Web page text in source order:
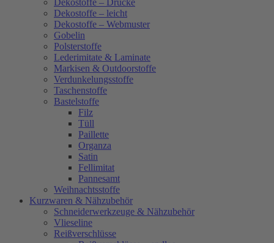
Dekostoffe – Drucke
Dekostoffe – leicht
Dekostoffe – Webmuster
Gobelin
Polsterstoffe
Lederimitate & Laminate
Markisen & Outdoorstoffe
Verdunkelungsstoffe
Taschenstoffe
Bastelstoffe
Filz
Tüll
Paillette
Organza
Satin
Fellimitat
Pannesamt
Weihnachtsstoffe
Kurzwaren & Nähzubehör
Schneiderwerkzeuge & Nähzubehör
Vlieseline
Reißverschlüsse